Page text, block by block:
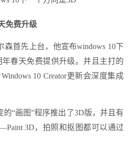
免费升级
森首先上台，他宣布windows 10下
年春天免费提供升级。并且主打的
10 Creator更新会深度集成
“画图”程序推出了3D版，并且有
3D，拍照和抠图都可以通过